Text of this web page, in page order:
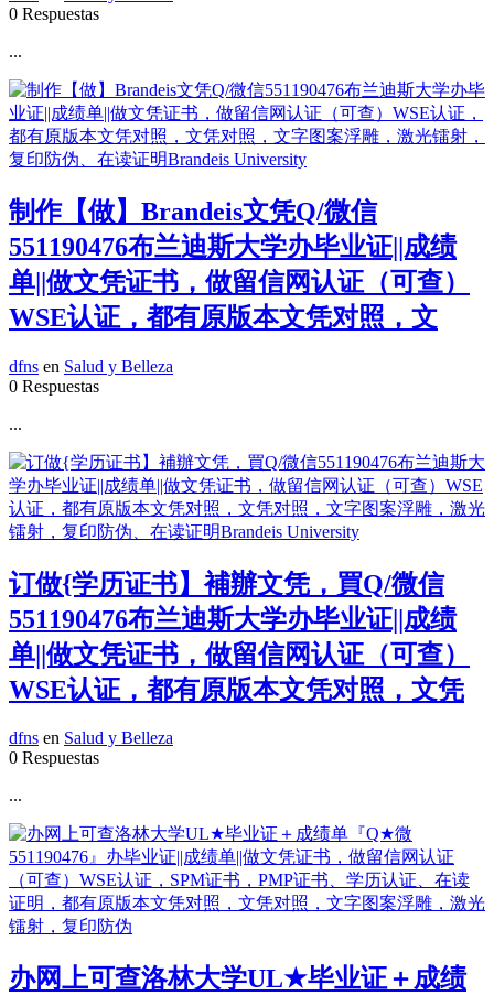
0 Respuestas
...
制作【做】Brandeis文凭Q/微信
551190476布兰迪斯大学办毕业证||成绩
单||做文凭证书，做留信网认证（可查）
WSE认证，都有原版本文凭对照，文
dfns en Salud y Belleza
0 Respuestas
...
订做{学历证书】補辦文凭，買Q/微信
551190476布兰迪斯大学办毕业证||成绩
单||做文凭证书，做留信网认证（可查）
WSE认证，都有原版本文凭对照，文凭
dfns en Salud y Belleza
0 Respuestas
...
办网上可查洛林大学UL★毕业证＋成绩